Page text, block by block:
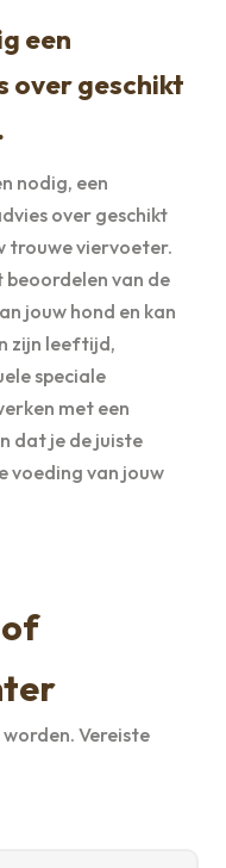
een
over geschikt
nodig, een
over geschikt
trouwe viervoeter.
beoordelen van de
jouw hond en kan
zijn leeftijd,
speciale
met een
dat je de juiste
voeding van jouw
Vereiste